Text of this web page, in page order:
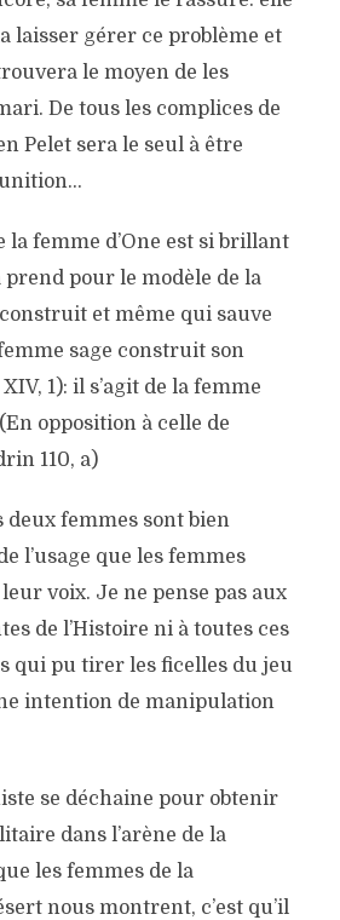
laisser gérer ce problème et
le moyen de les
De tous les complices de
Pelet sera le seul à être
la femme d’One est si brillant
pour le modèle de la
et même qui sauve
sage construit son
1): il s’agit de la femme
opposition à celle de
110, a)
deux femmes sont bien
l’usage que les femmes
voix. Je ne pense pas aux
de l’Histoire ni à toutes ces
qui pu tirer les ficelles du jeu
intention de manipulation
se déchaine pour obtenir
dans l’arène de la
les femmes de la
nous montrent, c’est qu’il